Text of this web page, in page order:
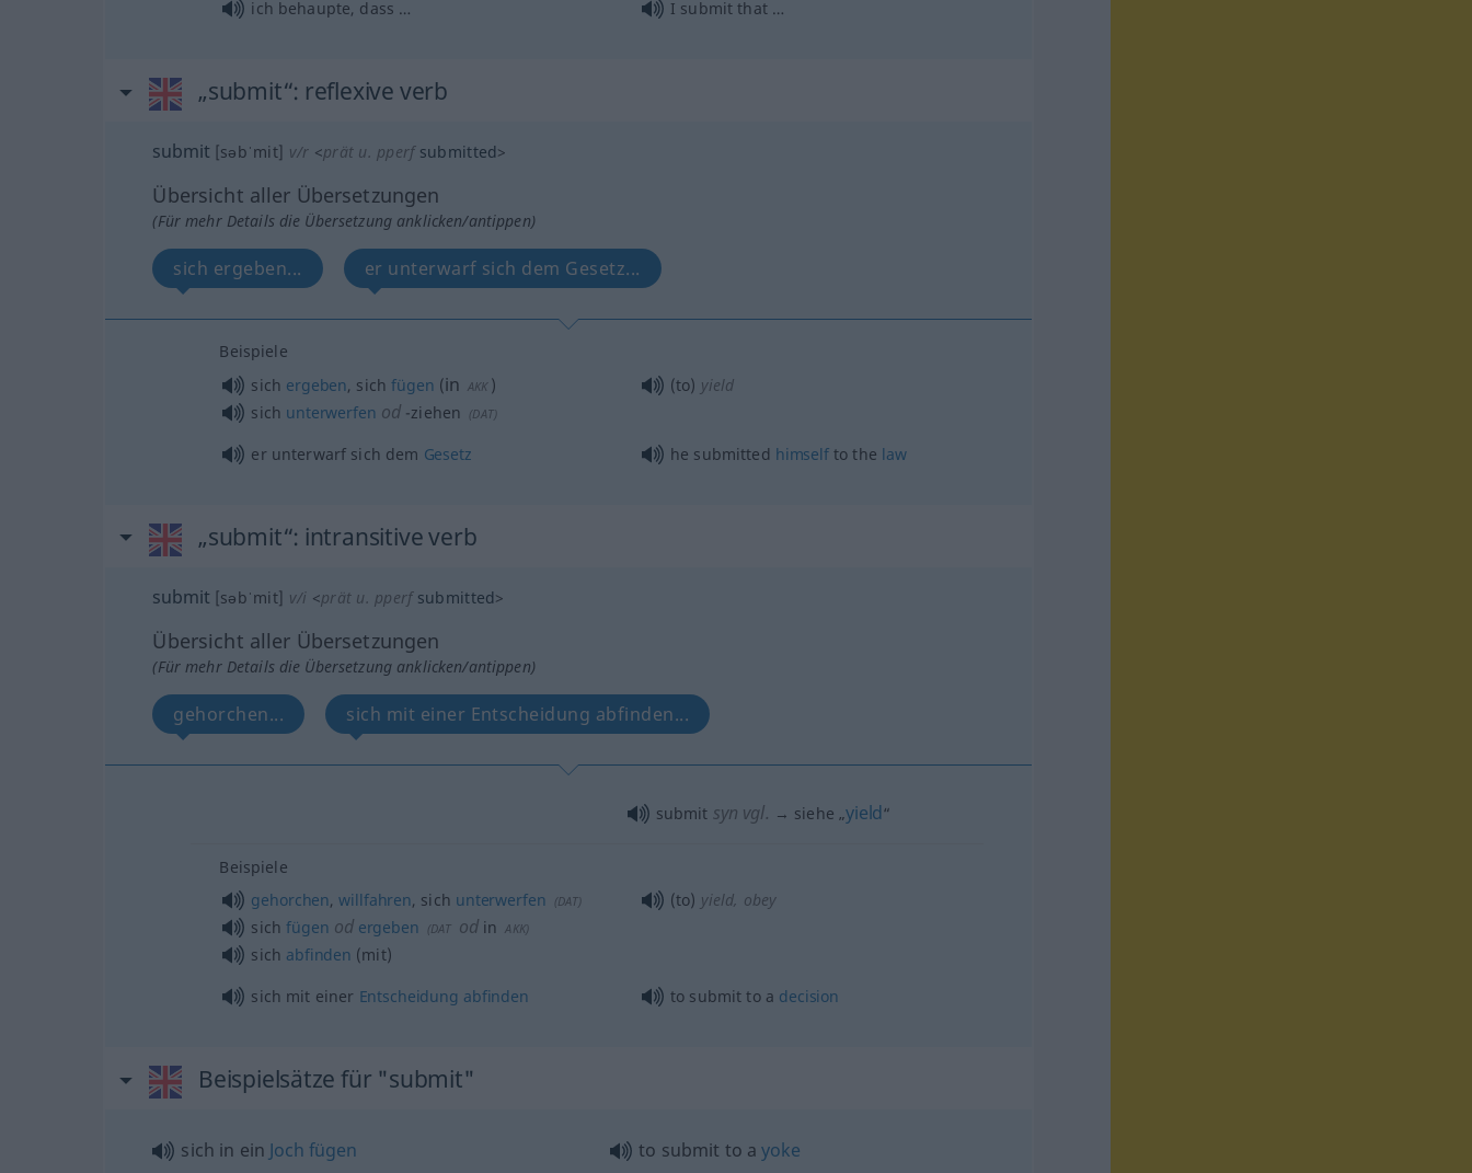
ich behaupte, dass …
I submit that …
„submit“: reflexive verb
submit [səbˈmit] v/r <prät u. pperfsubmitted>
Übersicht aller Übersetzungen
(Für mehr Details die Übersetzung anklicken/antippen)
sich ergeben... er unterwarf sich dem Gesetz...
Beispiele
sich ergeben, sichfügen (in AKK )
sich unterwerfen od -ziehen (DAT)
(to) yield
er unterwarf sich dem Gesetz he submitted himselfto the law
„submit“: intransitive verb
submit [səbˈmit] v/i <prät u. pperfsubmitted>
Übersicht aller Übersetzungen
(Für mehr Details die Übersetzung anklicken/antippen)
gehorchen... sich mit einer Entscheidung abfinden...
submit syn vgl. → siehe „yield“
Beispiele
gehorchen,willfahren, sich unterwerfen (DAT)
sichfügen odergeben (DAT odin AKK)
sich abfinden (mit)
(to) yield, obey
sich mit einer Entscheidung abfinden to submit to a decision
Beispielsätze für "submit"
sich in ein Joch fügen to submit to ayoke